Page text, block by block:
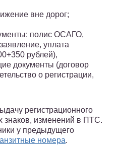
вне дорог;
полис ОСАГО,
уплата
рублей),
документы (договор
о регистрации,
регистрационного
знаков, изменений в ПТС.
у предыдущего
номера.